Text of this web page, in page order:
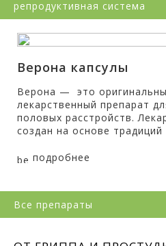
Все препараты
репродуктивная система
Верона капсулы
Верона — это
лекарственный препарат
половых расстройств.
создан на основе
подробнее